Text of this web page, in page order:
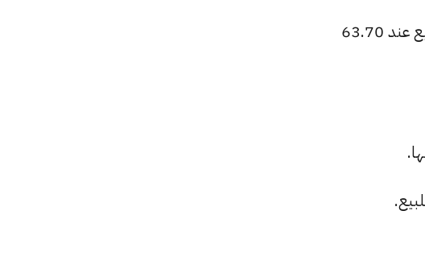
البنك العربي الأفريقي الدولي: استقر سعر الجنيه الاسترليني للشراء عند 63.29 جنيها، وللبيع عند 63.70